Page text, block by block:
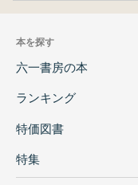
本を探す
六一書房の本
ランキング
特価図書
特集